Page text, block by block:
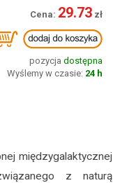
29.73
pozycja dostępna
Wyślemy w czasie: 24 h
międzygalaktycznej
z naturą